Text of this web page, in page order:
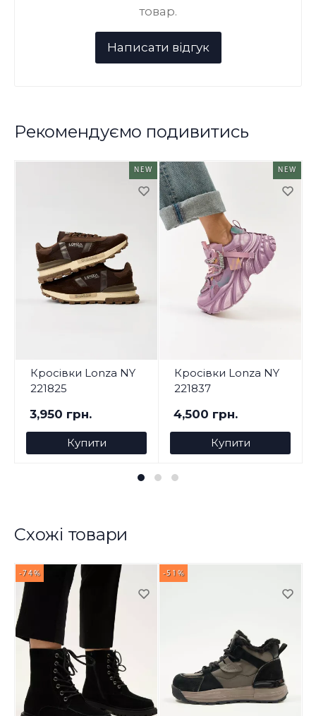
товар.
Рекомендуємо подивитись
NEW
Кросівки Lonza NY
221825
3,950 грн.
Купити
NEW
Кросівки Lonza NY
221837
4,500 грн.
Купити
Схожі товари
-74% -51%